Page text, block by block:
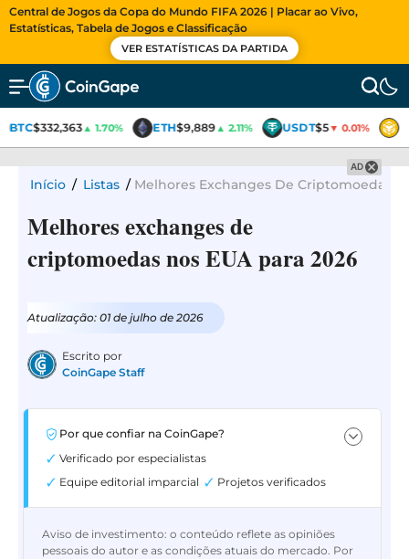
Central de Jogos da Copa do Mundo FIFA 2026 | Placar ao Vivo,
Estatísticas, Tabela de Jogos e Classificação
VER ESTATÍSTICAS DA PARTIDA
BTC$332,363▲ 1.70% ETH$9,889▲ 2.11% USDT$5▼ 0.01%
AD
Início / Listas / Melhores Exchanges De Criptomoedas
Melhores exchanges de
criptomoedas nos EUA para 2026
Atualização: 01 de julho de 2026
Escrito por
CoinGape Staff
Por que confiar na CoinGape?
Verificado por especialistas
Equipe editorial imparcial
Projetos verificados
Aviso de investimento: o conteúdo reflete as opiniões
pessoais do autor e as condições atuais do mercado. Por